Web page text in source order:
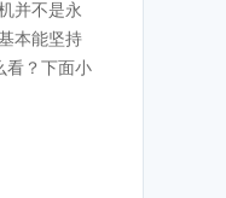
并不是永
本能坚持
看？下面小